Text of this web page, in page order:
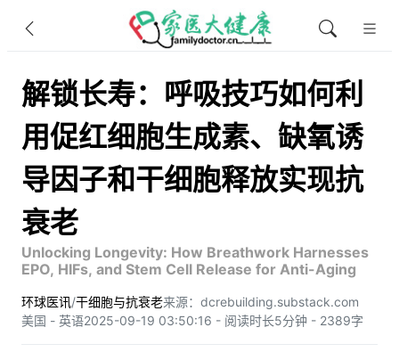
解锁长寿：呼吸技巧如何利
用促红细胞生成素、缺氧诱
导因子和干细胞释放实现抗
衰老
Unlocking Longevity: How Breathwork Harnesses
EPO, HIFs, and Stem Cell Release for Anti-Aging
环球医讯/干细胞与抗衰老来源：dcrebuilding.substack.com
美国 - 英语2025-09-19 03:50:16 - 阅读时长5分钟 - 2389字